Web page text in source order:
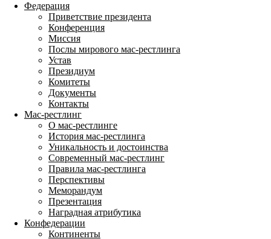
Федерация
Приветствие президента
Конференция
Миссия
Послы мирового мас-рестлинга
Устав
Президиум
Комитеты
Документы
Контакты
Мас-рестлинг
О мас-рестлинге
История мас-рестлинга
Уникальность и достоинства
Современный мас-рестлинг
Правила мас-рестлинга
Перспективы
Меморандум
Презентация
Наградная атрибутика
Конфедерации
Континенты